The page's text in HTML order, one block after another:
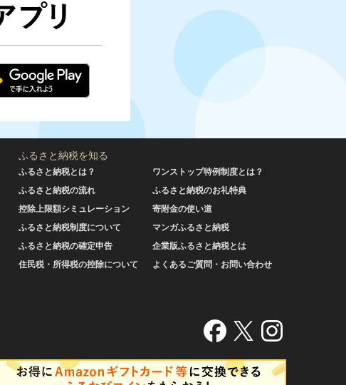
ふるさと納税を知る
ふるさと納税とは？
ふるさと納税の流れ
控除上限額シミュレーション
ふるさと納税制度について
ふるさと納税の確定申告
住民税・所得税の控除について
ワンストップ特例制度とは？
ふるさと納税のお礼特典
寄附金の使い道
マンガふるさと納税
企業版ふるさと納税とは
よくあるご質問・お問い合わせ